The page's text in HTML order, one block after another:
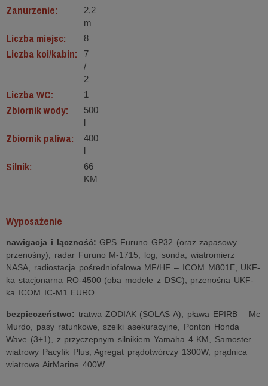
Zanurzenie:
2,2
m
Liczba miejsc: 8
Liczba koi/kabin:
7
/
2
Liczba WC: 1
Zbiornik wody:
500
l
Zbiornik paliwa:
400
l
Silnik:
66
KM
Wyposażenie
nawigacja i łączność: GPS Furuno GP32 (oraz zapasowy
przenośny), radar Furuno M-1715, log, sonda, wiatromierz
NASA, radiostacja pośredniofalowa MF/HF – ICOM M801E, UKF-
ka stacjonarna RO-4500 (oba modele z DSC), przenośna UKF-
ka ICOM IC-M1 EURO
bezpieczeństwo: tratwa ZODIAK (SOLAS A), pława EPIRB – Mc
Murdo, pasy ratunkowe, szelki asekuracyjne, Ponton Honda
Wave (3+1), z przyczepnym silnikiem Yamaha 4 KM, Samoster
wiatrowy Pacyfik Plus, Agregat prądotwórczy 1300W, prądnica
wiatrowa AirMarine 400W